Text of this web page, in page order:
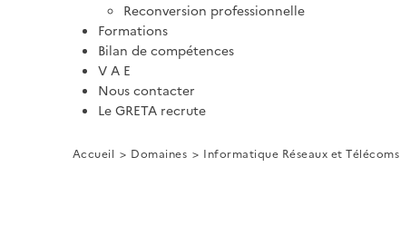
Reconversion professionnelle
Formations
Bilan de compétences
V A E
Nous contacter
Le GRETA recrute
Accueil Domaines Informatique Réseaux et Télécoms